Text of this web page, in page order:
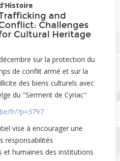
and
Challenges
Cultural Heritage
sur la protection du
de conflit armé et sur la
des biens culturels avec
du "Serment de Cyriac"
fr/?p=3797
vise à encourager une
responsabilités
et humaines des institutions